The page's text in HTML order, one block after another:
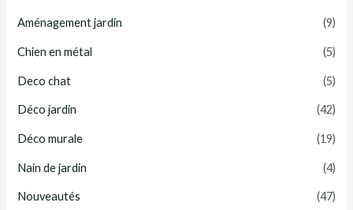
Aménagement jardin (9)
Chien en métal (5)
Deco chat (5)
Déco jardin (42)
Déco murale (19)
Nain de jardin (4)
Nouveautés (47)